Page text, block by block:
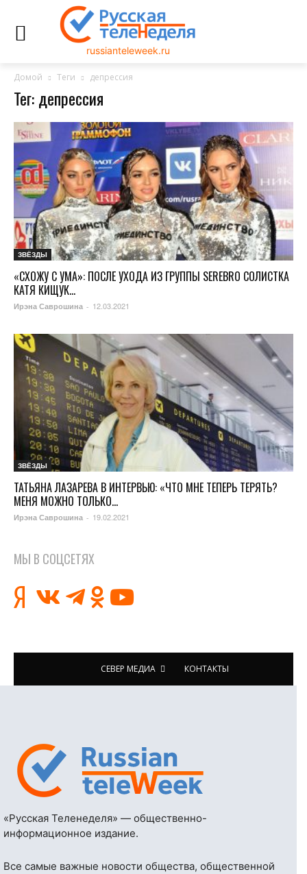
russianteleweek.ru
Домой Теги депрессия
Тег: депрессия
ЗВЁЗДЫ
«СХОЖУ С УМА»: ПОСЛЕ УХОДА ИЗ ГРУППЫ SEREBRO СОЛИСТКА
КАТЯ КИЩУК...
Ирэна Саврошина - 12.03.2021
ЗВЁЗДЫ
ТАТЬЯНА ЛАЗАРЕВА В ИНТЕРВЬЮ: «ЧТО МНЕ ТЕПЕРЬ ТЕРЯТЬ?
МЕНЯ МОЖНО ТОЛЬКО...
Ирэна Саврошина - 19.02.2021
МЫ В СОЦСЕТЯХ
СЕВЕР МЕДИА КОНТАКТЫ
«Русская Теленеделя» — общественно-
информационное издание.
Все самые важные новости общества, общественной